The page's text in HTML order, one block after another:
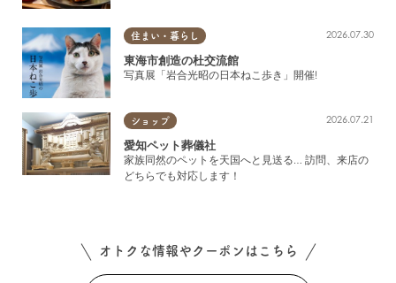
住まい・暮らし 2026.07.30
東海市創造の杜交流館
写真展「岩合光昭の日本ねこ歩き」開催!
ショップ 2026.07.21
愛知ペット葬儀社
家族同然のペットを天国へと見送る… 訪問、来店の
どちらでも対応します！
オトクな情報やクーポンはこちら